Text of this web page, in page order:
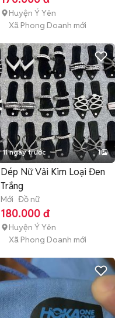
Huyện Ý Yên
Xã Phong Doanh mới
11 ngày trước 1
Dép Nữ Vải Kim Loại Đen
Trắng
Mới Đồ nữ
180.000 đ
Huyện Ý Yên
Xã Phong Doanh mới